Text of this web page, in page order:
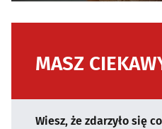
MASZ
Wiesz, że zdarzyło się